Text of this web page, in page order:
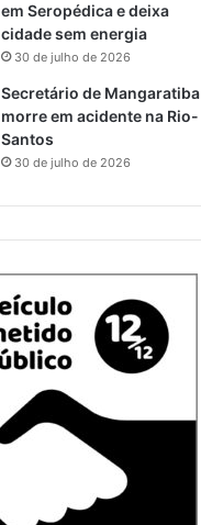
em Seropédica e deixa
cidade sem energia
30 de julho de 2026
Secretário de Mangaratiba
morre em acidente na Rio-
Santos
30 de julho de 2026